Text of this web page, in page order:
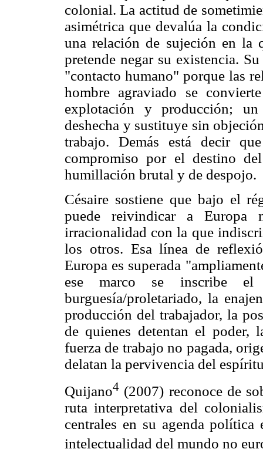
colonial. La actitud de
asimétrica que devalúa la
una relación de sujeción en la
pretende negar su existencia.
"contacto humano" porque las
hombre agraviado se
explotación y producción;
deshecha y sustituye sin
trabajo. Demás está decir
compromiso por el destino
humillación brutal y de despojo.
Césaire sostiene que bajo el
puede reivindicar a
irracionalidad con la que
los otros. Esa línea de
Europa es superada
ese marco se inscribe
burguesía/proletariado, la
producción del trabajador, la
de quienes detentan el poder,
fuerza de trabajo no pagada,
delatan la pervivencia del
Quijano4 (2007) reconoce de
ruta interpretativa del
centrales en su agenda
intelectualidad del mundo no